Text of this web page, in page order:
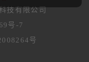
技有限公司
号-7
号